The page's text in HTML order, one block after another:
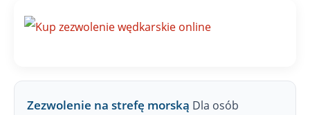
Zezwolenie na strefę morską Dla osób